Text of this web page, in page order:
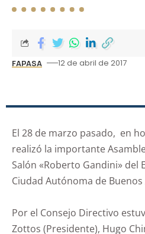
FAPASA 12 de abril de 2017
El 28 de marzo pasado, en
realizó la importante
Salón «Roberto Gandini» del
Ciudad Autónoma de Buenos
Por el Consejo Directivo
Zottos (Presidente), Hugo